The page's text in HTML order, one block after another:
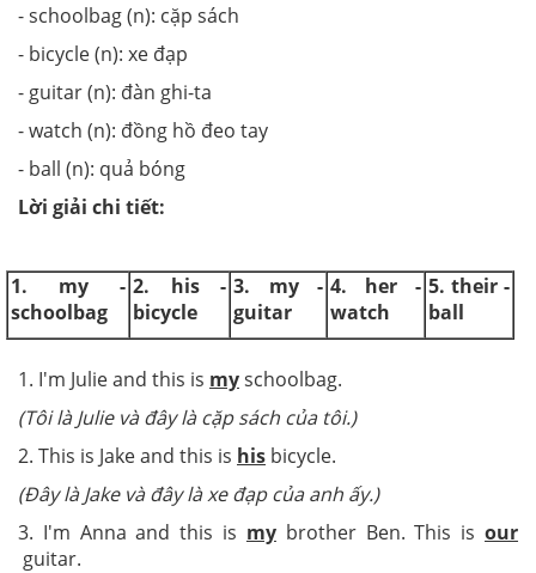
- schoolbag (n): cặp sách
- bicycle (n): xe đạp
- guitar (n): đàn ghi-ta
- watch (n): đồng hồ đeo tay
- ball (n): quả bóng
Lời giải chi tiết:
1. my -
schoolbag
2. his -
bicycle
3. my -
guitar
4. her -
watch
5. their -
ball
1. I'm Julie and this is myschoolbag.
(Tôi là Julie và đây là cặp sách của tôi.)
2. This is Jake and this is his bicycle.
(Đây là Jake và đây là xe đạp của anh ấy.)
3. I'm Anna and this is mybrother Ben. This isour
guitar.